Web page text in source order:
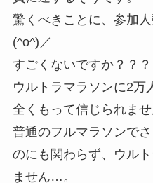
驚くべきことに、参加
(^o^)／
すごくないですか？？？
ウルトラマラソンに2万
全くもって信じられませ
普通のフルマラソンで
のにも関わらず、ウル
ません…。